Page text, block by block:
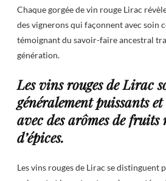
Chaque gorgée de vin rouge Lirac
des vignerons qui façonnent avec soin
témoignant du savoir-faire ancestral
génération.
Les vins rouges de Lirac
généralement puissants
avec des arômes de fruits
d’épices.
Les vins rouges de Lirac se distinguent